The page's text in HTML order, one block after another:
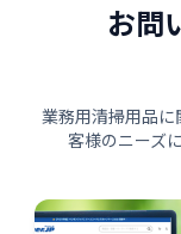
お問
業務用清掃用品
客様のニーズ